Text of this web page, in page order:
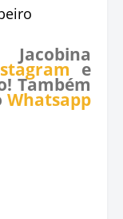
e
Também
Whatsapp